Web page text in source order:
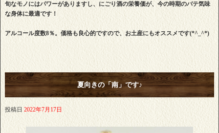
旬なモノにはパワーがありますし、にごり酒の栄養価が、今の時期のバテ気味
な身体に最適です！
アルコール度数8％。価格も良心的ですので、お土産にもオススメです(*^_^*)
夏向きの「南」です♪
投稿日 2022年7月17日